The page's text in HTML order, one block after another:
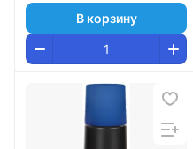
В корзину